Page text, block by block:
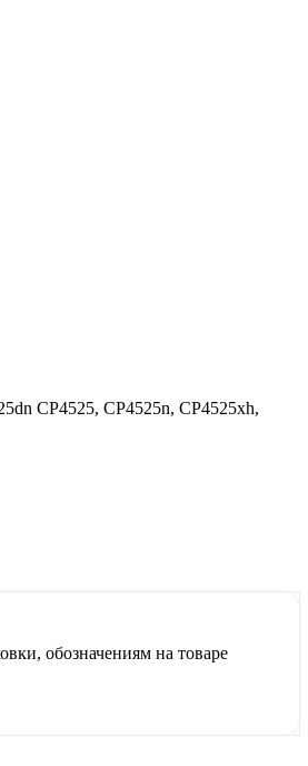
CP4525, CP4525n, CP4525xh,
обозначениям на товаре